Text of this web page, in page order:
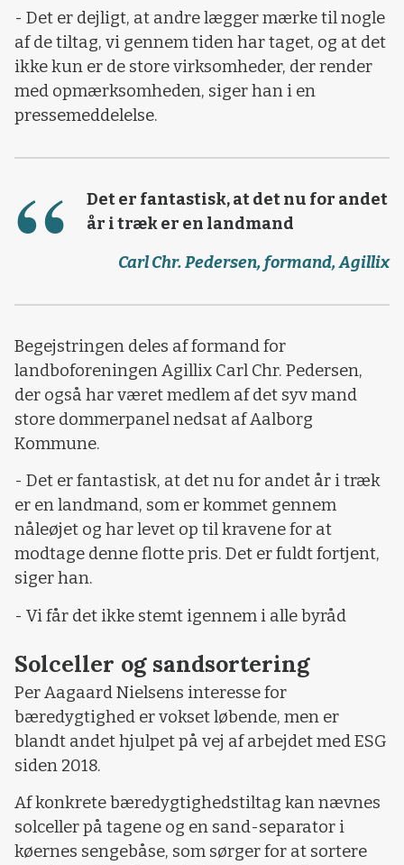
- Det er dejligt, at andre lægger mærke til nogle
af de tiltag, vi gennem tiden har taget, og at det
ikke kun er de store virksomheder, der render
med opmærksomheden, siger han i en
pressemeddelelse.
Det er fantastisk, at det nu for andet
år i træk er en landmand
Carl Chr. Pedersen, formand, Agillix
Begejstringen deles af formand for
landboforeningen Agillix Carl Chr. Pedersen,
der også har været medlem af det syv mand
store dommerpanel nedsat af Aalborg
Kommune.
- Det er fantastisk, at det nu for andet år i træk
er en landmand, som er kommet gennem
nåleøjet og har levet op til kravene for at
modtage denne flotte pris. Det er fuldt fortjent,
siger han.
- Vi får det ikke stemt igennem i alle byråd
Solceller og sandsortering
Per Aagaard Nielsens interesse for
bæredygtighed er vokset løbende, men er
blandt andet hjulpet på vej af arbejdet med ESG
siden 2018.
Af konkrete bæredygtighedstiltag kan nævnes
solceller på tagene og en sand-separator i
køernes sengebåse, som sørger for at sortere